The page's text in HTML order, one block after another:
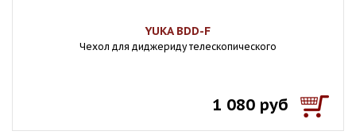
YUKA BDD-F
Чехол для диджериду телескопического
1 080 руб